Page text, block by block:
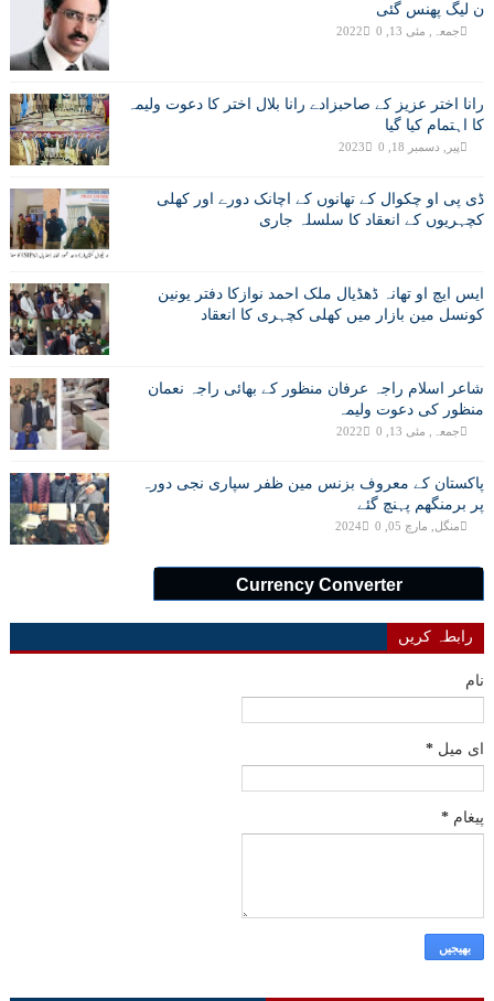
ن لیگ پھنس گئی
جمعہ, مئی 13, 2022 0
رانا اختر عزیز کے صاحبزادے رانا بلال اختر کا دعوت ولیمہ
کا اہتمام کیا گیا
پیر, دسمبر 18, 2023 0
ڈی پی او چکوال کے تھانوں کے اچانک دورے اور کھلی
کچہریوں کے انعقاد کا سلسلہ جاری
ایس ایچ او تھانہ ڈھڈیال ملک احمد نوازکا دفتر یونین
کونسل مین بازار میں کھلی کچہری کا انعقاد
شاعر اسلام راجہ عرفان منظور کے بھائی راجہ نعمان
منظور کی دعوت ولیمہ
جمعہ, مئی 13, 2022 0
پاکستان کے معروف بزنس مین ظفر سپاری نجی دورہ
پر برمنگھم پہنچ گئے
منگل, مارچ 05, 2024 0
Currency Converter
رابطہ کریں
نام
ای میل *
پیغام *